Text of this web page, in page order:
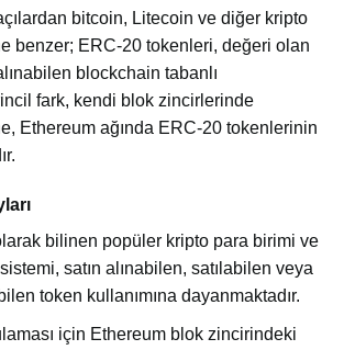
bitcoin, Litecoin ve diğer kripto
benzer; ERC-20 tokenleri, değeri olan
blockchain tabanlı
fark, kendi blok zincirlerinde
Ethereum ağında ERC-20 tokenlerinin
bilinen popüler kripto para birimi ve
satın alınabilen, satılabilen veya
token kullanımına dayanmaktadır.
için Ethereum blok zincirindeki